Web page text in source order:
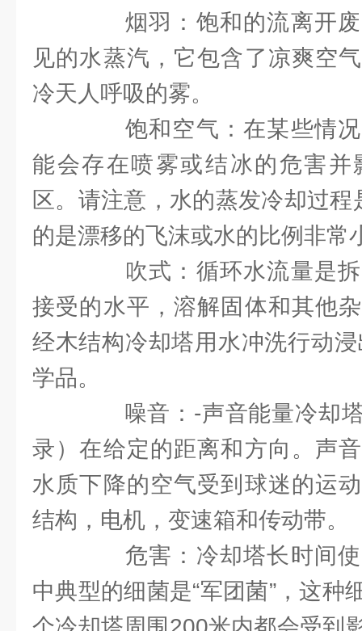
烟羽：饱和的流离开废
见的水蒸汽，它包含了凉爽空
冷天人呼吸的雾。
饱和空气：在某些情况
能会存在喷雾或结冰的危害并
区。请注意，水的蒸发冷却过程
的是漂移的飞沫或水的比例非常
吹式：循环水流量是拆
接受的水平，溶解固体和其他
经木结构冷却塔用水冲洗行动
学品。
噪音：-声音能量冷却塔
录）在给定的距离和方向。声
水质下降的空气受到球迷的运
结构，电机，变速箱和传动带。
危害：冷却塔长时间使
中典型的细菌是“军团菌”，这种